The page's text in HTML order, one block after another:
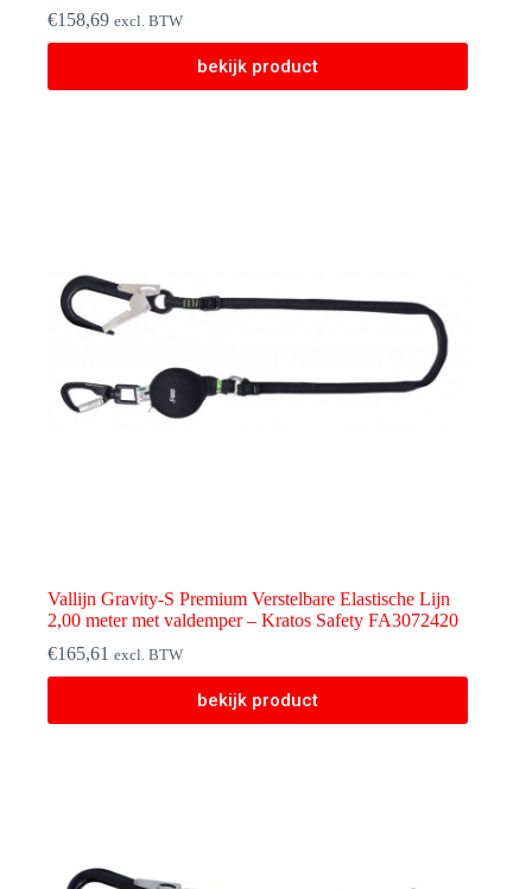
€158,69 excl. BTW
bekijk product
Vallijn Gravity-S Premium Verstelbare Elastische Lijn
2,00 meter met valdemper – Kratos Safety FA3072420
€165,61 excl. BTW
bekijk product